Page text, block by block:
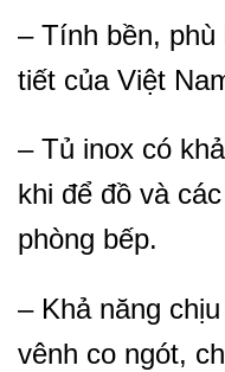
– Tính bền,
tiết của Việt
– Tủ inox có
khi để đồ và
phòng bếp.
– Khả năng
vênh co ngót,